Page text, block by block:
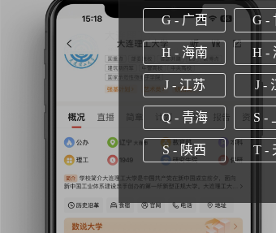
G - 广西 G -
H - 海南 H -
J - 江苏 J -
Q - 青海 S -
S - 陕西 T -